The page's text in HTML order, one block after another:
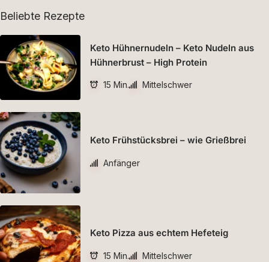
Beliebte Rezepte
Keto Hühnernudeln – Keto Nudeln aus
Hühnerbrust – High Protein
15 Min. Mittelschwer
Keto Frühstücksbrei – wie Grießbrei
Anfänger
Keto Pizza aus echtem Hefeteig
15 Min. Mittelschwer